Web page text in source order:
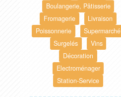
Boulangerie, Pâtisserie
Fromagerie
Livraison
Poissonnerie
Supermarché
Surgelés
Vins
Décoration
Electroménager
Station-Service